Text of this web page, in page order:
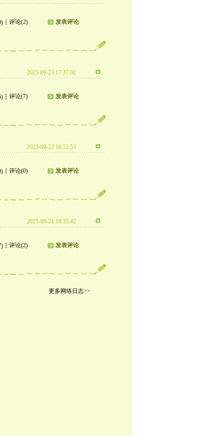
评论(2) 发表评论
2025-09-23 17:37:02
评论(7) 发表评论
2025-09-22 16:52:53
评论(0) 发表评论
2025-09-21 18:35:42
评论(2) 发表评论
更多网络日志>>